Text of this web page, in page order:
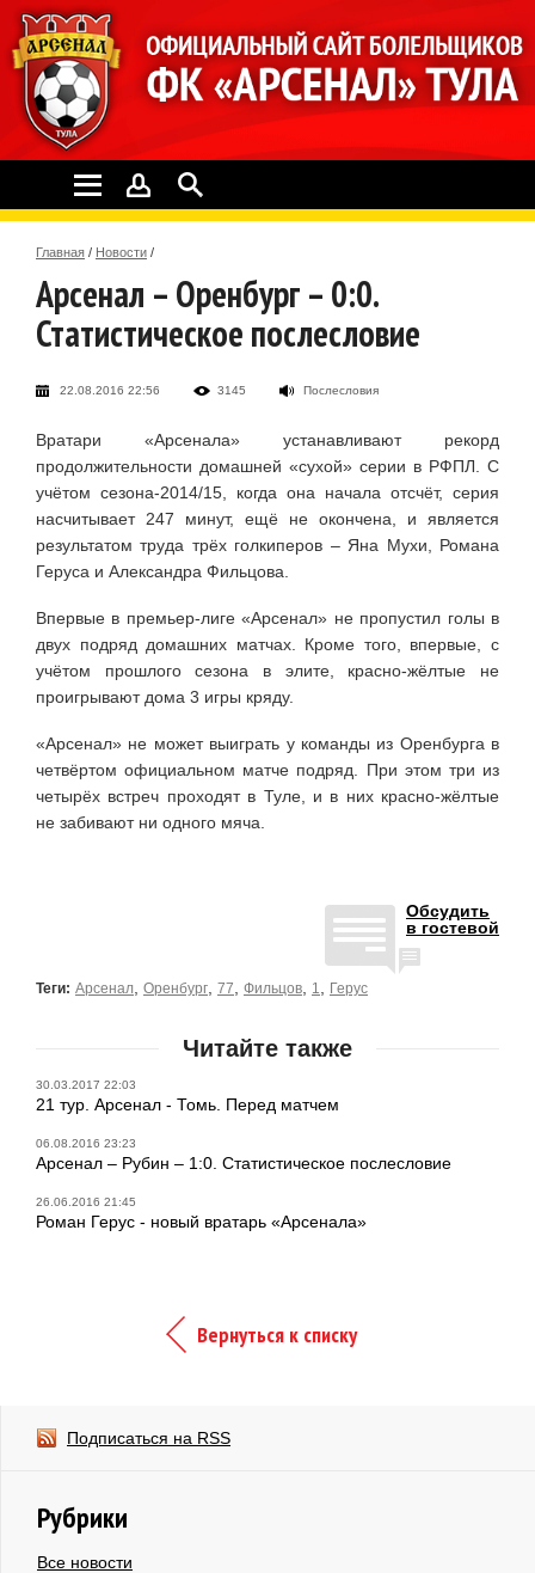
Главная / Новости /
Арсенал – Оренбург – 0:0.
Статистическое послесловие
22.08.2016 22:56 3145 Послесловия
Вратари «Арсенала» устанавливают рекорд
продолжительности домашней «сухой» серии в РФПЛ. С
учётом сезона-2014/15, когда она начала отсчёт, серия
насчитывает 247 минут, ещё не окончена, и является
результатом труда трёх голкиперов – Яна Мухи, Романа
Геруса и Александра Фильцова.
Впервые в премьер-лиге «Арсенал» не пропустил голы в
двух подряд домашних матчах. Кроме того, впервые, с
учётом прошлого сезона в элите, красно-жёлтые не
проигрывают дома 3 игры кряду.
«Арсенал» не может выиграть у команды из Оренбурга в
четвёртом официальном матче подряд. При этом три из
четырёх встреч проходят в Туле, и в них красно-жёлтые
не забивают ни одного мяча.
Обсудить
в гостевой
Теги: Арсенал Оренбург 77 Фильцов 1 Герус
Читайте также
30.03.2017 22:03
21 тур. Арсенал - Томь. Перед матчем
06.08.2016 23:23
Арсенал – Рубин – 1:0. Статистическое послесловие
26.06.2016 21:45
Роман Герус - новый вратарь «Арсенала»
Вернуться к списку
Подписаться на RSS
Рубрики
Все новости